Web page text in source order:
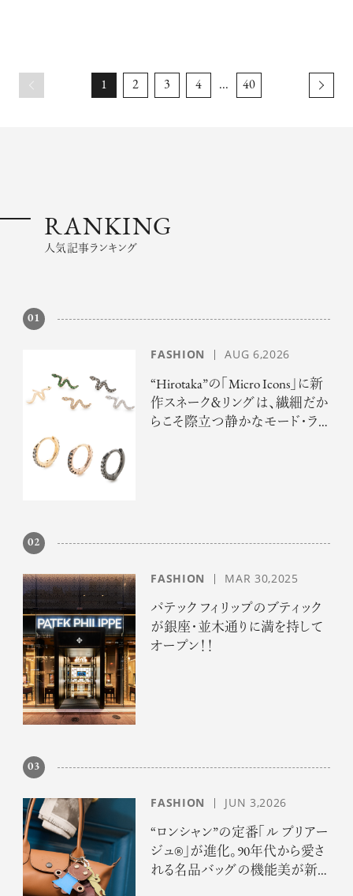
1 2 3 4 ... 40
RANKING
人気記事ランキング
01
FASHION AUG 6,2026
“Hirotaka”の「Micro Icons」に新
作スネーク＆リングは、繊細だか
らこそ際立つ静かなモード・ラ
02
FASHION MAR 30,2025
パテック フィリップのブティック
が銀座・並木通りに満を持して
オープン！！
03
FASHION JUN 3,2026
“ロンシャン”の定番「ル プリアー
ジュ®」が進化。90年代から愛さ
れる名品バッグの機能美が新